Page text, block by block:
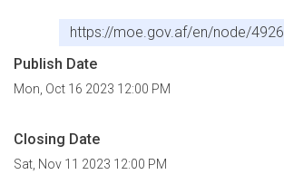
https://moe.gov.af/en/node/4926
Publish Date
Mon, Oct 16 2023 12:00 PM
Closing Date
Sat, Nov 11 2023 12:00 PM